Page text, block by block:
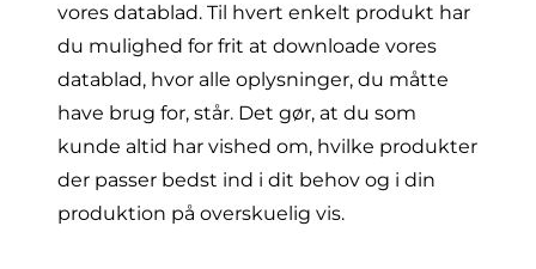
vores datablad. Til hvert enkelt produkt har
du mulighed for frit at downloade vores
datablad, hvor alle oplysninger, du måtte
have brug for, står. Det gør, at du som
kunde altid har vished om, hvilke produkter
der passer bedst ind i dit behov og i din
produktion på overskuelig vis.